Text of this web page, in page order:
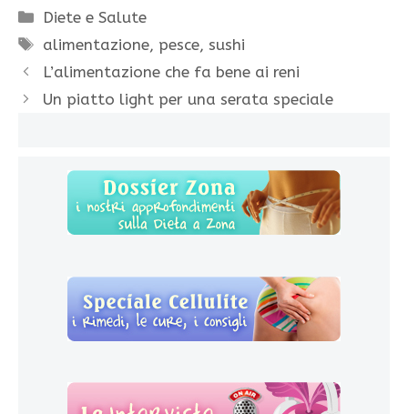
Categorie
Diete e Salute
Tag
alimentazione, pesce,sushi
L’alimentazione che fa bene ai reni
Un piatto light per una serata speciale